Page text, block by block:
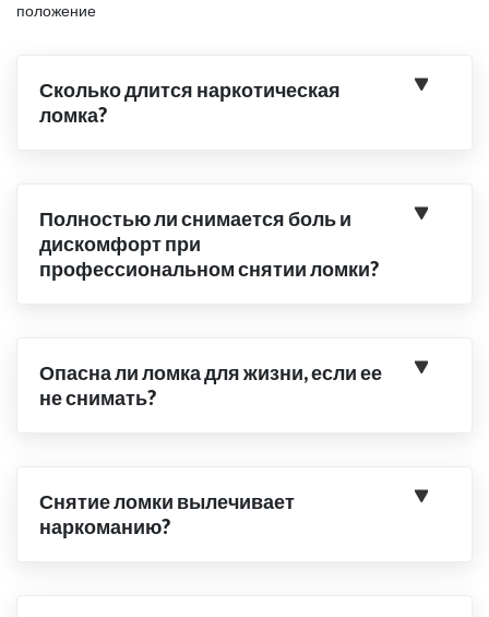
положение
Сколько длится наркотическая
ломка?
Полностью ли снимается боль и
дискомфорт при
профессиональном снятии ломки?
Опасна ли ломка для жизни, если ее
не снимать?
Снятие ломки вылечивает
наркоманию?